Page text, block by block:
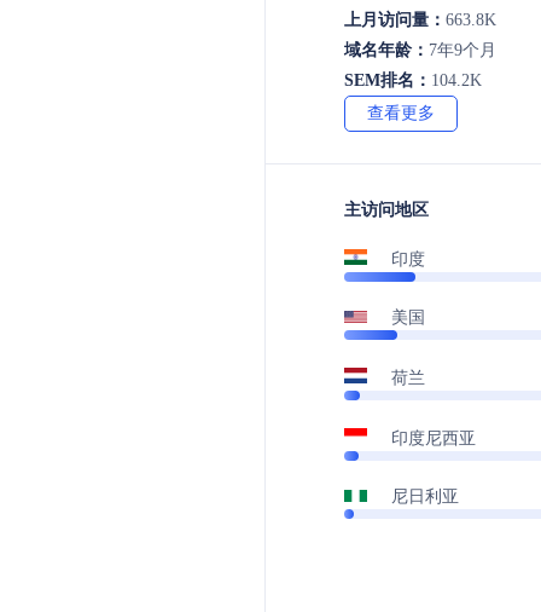
上月访问量： 663.8K
域名年龄： 7年9个月
SEM排名： 104.2K
查看更多
主访问地区
印度
美国
荷兰
印度尼西亚
尼日利亚